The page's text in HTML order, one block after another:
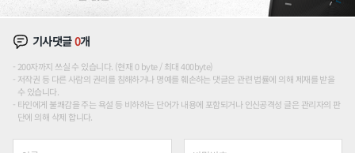
기사댓글0개
200자까지 쓰실 수 있습니다. (현재 0 byte / 최대 400byte)
저작권 등 다른 사람의 권리를 침해하거나 명예를 훼손하는 댓글은 관련 법률에 의해 제재를 받을
수 있습니다.
타인에게 불쾌감을 주는 욕설 등 비하하는 단어가 내용에 포함되거나 인신공격성 글은 관리자의 판
단에 의해 삭제 합니다.